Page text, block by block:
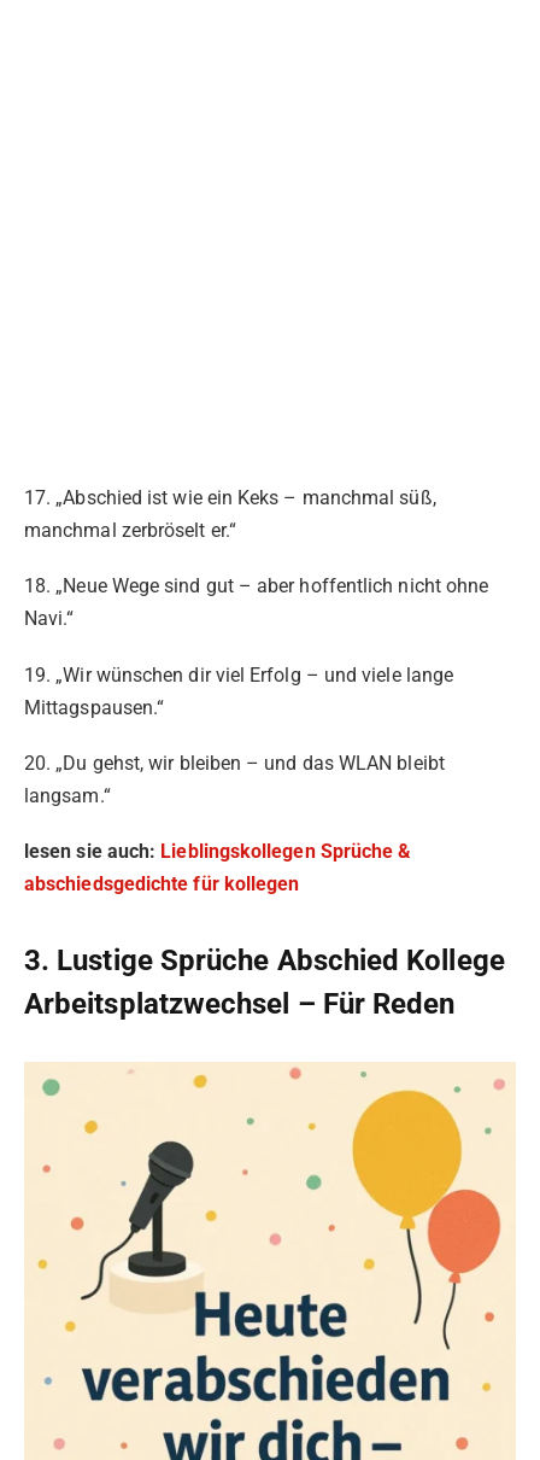
17. „Abschied ist wie ein Keks – manchmal süß,
manchmal zerbröselt er.“
18. „Neue Wege sind gut – aber hoffentlich nicht ohne
Navi.“
19. „Wir wünschen dir viel Erfolg – und viele lange
Mittagspausen.“
20. „Du gehst, wir bleiben – und das WLAN bleibt
langsam.“
lesen sie auch: Lieblingskollegen Sprüche &
abschiedsgedichte für kollegen
3. Lustige Sprüche Abschied Kollege
Arbeitsplatzwechsel – Für Reden